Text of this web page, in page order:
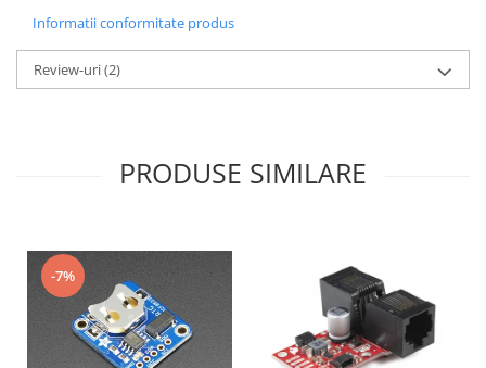
Informatii conformitate produs
Review-uri(2)
PRODUSE SIMILARE
-7%